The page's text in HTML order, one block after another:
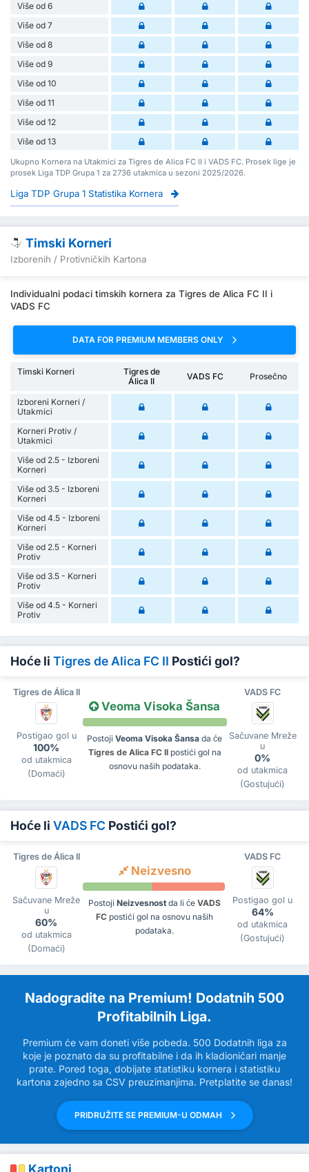
Više od 6
Više od 7
Više od 8
Više od 9
Više od 10
Više od 11
Više od 12
Više od 13
Ukupno Kornera na Utakmici za Tigres de Alica FC II i VADS FC. Prosek lige je
prosek Liga TDP Grupa 1 za 2736 utakmica u sezoni 2025/2026.
Liga TDP Grupa 1 Statistika Kornera
Timski Korneri
Izborenih / Protivničkih Kartona
Individualni podaci timskih kornera za Tigres de Alica FC II i
VADS FC
DATA FOR PREMIUM MEMBERS ONLY
Timski Korneri
Tigres de
Álica II
VADS FC Prosečno
Izboreni Korneri /
Utakmici
Korneri Protiv /
Utakmici
Više od 2.5 - Izboreni
Korneri
Više od 3.5 - Izboreni
Korneri
Više od 4.5 - Izboreni
Korneri
Više od 2.5 - Korneri
Protiv
Više od 3.5 - Korneri
Protiv
Više od 4.5 - Korneri
Protiv
Hoće li Tigres de Alica FC II Postići gol?
Tigres de Álica II VADS FC
Postigao gol u
100%
od utakmica
(Domaći)
Veoma Visoka Šansa
Postoji Veoma Visoka Šansa da će
Tigres de Alica FC IIpostići gol na
osnovu naših podataka.
Sačuvane Mreže
u
0%
od utakmica
(Gostujući)
Hoće li VADS FC Postići gol?
Tigres de Álica II VADS FC
Sačuvane Mreže
u
60%
od utakmica
(Domaći)
Neizvesno
Postoji Neizvesnost da li će VADS
FC postići gol na osnovu naših
podataka.
Postigao gol u
64%
od utakmica
(Gostujući)
Nadogradite na Premium! Dodatnih 500
Profitabilnih Liga.
Premium će vam doneti više pobeda. 500 Dodatnih liga za
koje je poznato da su profitabilne i da ih kladioničari manje
prate. Pored toga, dobijate statistiku kornera i statistiku
kartona zajedno sa CSV preuzimanjima. Pretplatite se danas!
PRIDRUŽITE SE PREMIUM-U ODMAH
Kartoni